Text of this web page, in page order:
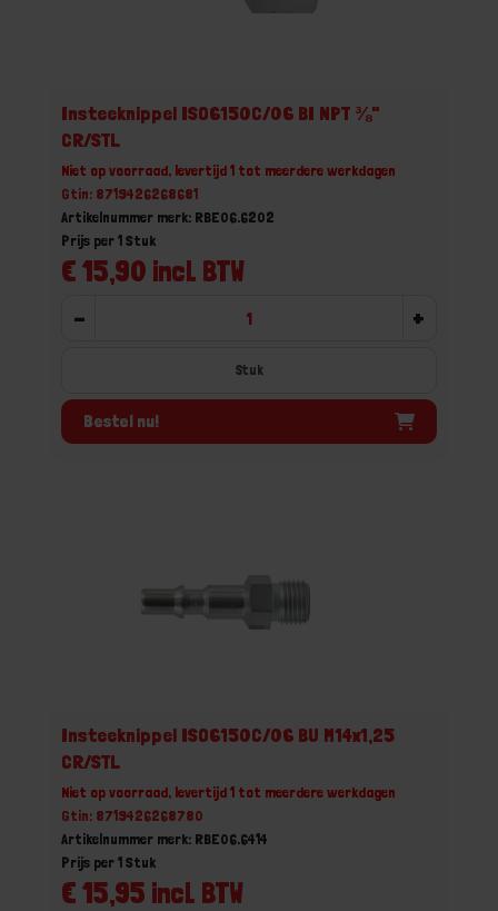
Insteeknippel ISO6150C/06 BI NPT ⅜"
CR/STL
Niet op voorraad, levertijd 1 tot meerdere werkdagen
Gtin: 8719426268681
Artikelnummer merk: RBE06.6202
€ 15,90 incl. BTW
Prijs per 1 Stuk
- +
Stuk
Bestel nu!
Insteeknippel ISO6150C/06 BU M14x1,25
CR/STL
Niet op voorraad, levertijd 1 tot meerdere werkdagen
Gtin: 8719426268780
Artikelnummer merk: RBE06.6414
€ 15,95 incl. BTW
Prijs per 1 Stuk